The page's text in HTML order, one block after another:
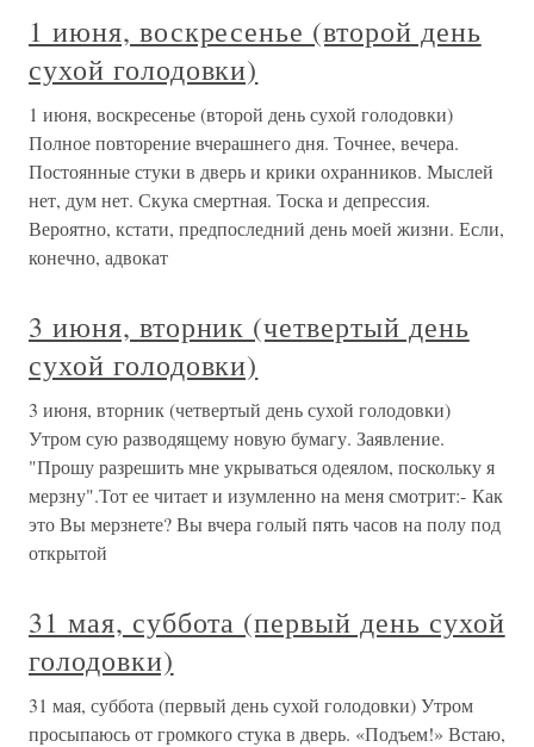
1 июня, воскресенье (второй день
сухой голодовки)
1 июня, воскресенье (второй день сухой голодовки)
Полное повторение вчерашнего дня. Точнее, вечера.
Постоянные стуки в дверь и крики охранников. Мыслей
нет, дум нет. Скука смертная. Тоска и депрессия.
Вероятно, кстати, предпоследний день моей жизни. Если,
конечно, адвокат
3 июня, вторник (четвертый день
сухой голодовки)
3 июня, вторник (четвертый день сухой голодовки)
Утром сую разводящему новую бумагу. Заявление.
"Прошу разрешить мне укрываться одеялом, поскольку я
мерзну".Тот ее читает и изумленно на меня смотрит:- Как
это Вы мерзнете? Вы вчера голый пять часов на полу под
открытой
31 мая, суббота (первый день сухой
голодовки)
31 мая, суббота (первый день сухой голодовки) Утром
просыпаюсь от громкого стука в дверь. «Подъем!» Встаю,